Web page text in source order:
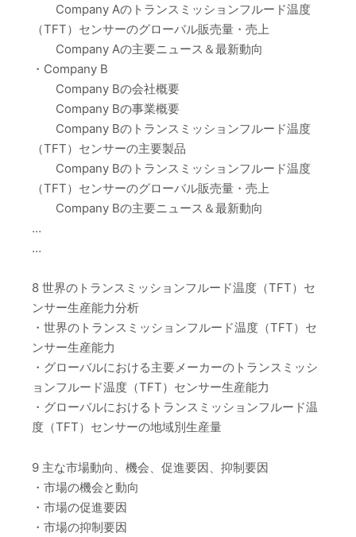
Company Aのトランスミッションフルード温度
（TFT）センサーのグローバル販売量・売上
Company Aの主要ニュース＆最新動向
・Company B
Company Bの会社概要
Company Bの事業概要
Company Bのトランスミッションフルード温度
（TFT）センサーの主要製品
Company Bのトランスミッションフルード温度
（TFT）センサーのグローバル販売量・売上
Company Bの主要ニュース＆最新動向
…
…
8 世界のトランスミッションフルード温度（TFT）セ
ンサー生産能力分析
・世界のトランスミッションフルード温度（TFT）セ
ンサー生産能力
・グローバルにおける主要メーカーのトランスミッシ
ョンフルード温度（TFT）センサー生産能力
・グローバルにおけるトランスミッションフルード温
度（TFT）センサーの地域別生産量
9 主な市場動向、機会、促進要因、抑制要因
・市場の機会と動向
・市場の促進要因
・市場の抑制要因